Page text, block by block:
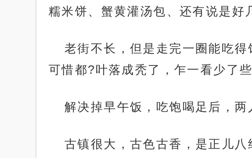
糯米饼、蟹黄灌汤包、还有说是好
老街不长，但是走完一圈能吃
可惜都?叶落成秃了，乍一看少了
解决掉早午饭，吃饱喝足后，两
古镇很大，古色古香，是正儿